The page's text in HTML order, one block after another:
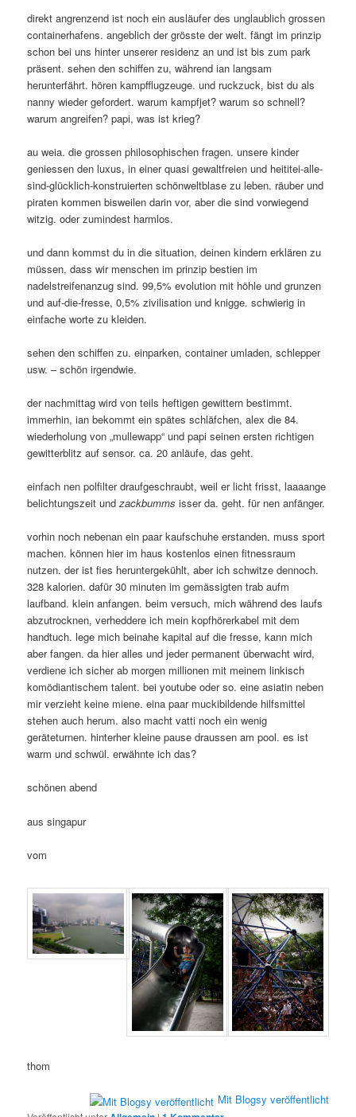
direkt angrenzend ist noch ein ausläufer des unglaublich grossen
containerhafens. angeblich der grösste der welt. fängt im prinzip
schon bei uns hinter unserer residenz an und ist bis zum park
präsent. sehen den schiffen zu, während ian langsam
herunterfährt. hören kampfflugzeuge. und ruckzuck, bist du als
nanny wieder gefordert. warum kampfjet? warum so schnell?
warum angreifen? papi, was ist krieg?
au weia. die grossen philosophischen fragen. unsere kinder
geniessen den luxus, in einer quasi gewaltfreien und heititei-alle-
sind-glücklich-konstruierten schönweltblase zu leben. räuber und
piraten kommen bisweilen darin vor, aber die sind vorwiegend
witzig. oder zumindest harmlos.
und dann kommst du in die situation, deinen kindern erklären zu
müssen, dass wir menschen im prinzip bestien im
nadelstreifenanzug sind. 99,5% evolution mit höhle und grunzen
und auf-die-fresse, 0,5% zivilisation und knigge. schwierig in
einfache worte zu kleiden.
sehen den schiffen zu. einparken, container umladen, schlepper
usw. – schön irgendwie.
der nachmittag wird von teils heftigen gewittern bestimmt.
immerhin, ian bekommt ein spätes schläfchen, alex die 84.
wiederholung von „mullewapp“ und papi seinen ersten richtigen
gewitterblitz auf sensor. ca. 20 anläufe, das geht.
einfach nen polfilter draufgeschraubt, weil er licht frisst, laaaange
belichtungszeit undzackbumms isser da. geht. für nen anfänger.
vorhin noch nebenan ein paar kaufschuhe erstanden. muss sport
machen. können hier im haus kostenlos einen fitnessraum
nutzen. der ist fies heruntergekühlt, aber ich schwitze dennoch.
328 kalorien. dafür 30 minuten im gemässigten trab aufm
laufband. klein anfangen. beim versuch, mich während des laufs
abzutrocknen, verheddere ich mein kopfhörerkabel mit dem
handtuch. lege mich beinahe kapital auf die fresse, kann mich
aber fangen. da hier alles und jeder permanent überwacht wird,
verdiene ich sicher ab morgen millionen mit meinem linkisch
komödiantischem talent. bei youtube oder so. eine asiatin neben
mir verzieht keine miene. eina paar muckibildende hilfsmittel
stehen auch herum. also macht vatti noch ein wenig
geräteturnen. hinterher kleine pause draussen am pool. es ist
warm und schwül. erwähnte ich das?
schönen abend
aus singapur
vom
thom
Mit Blogsy veröffentlicht